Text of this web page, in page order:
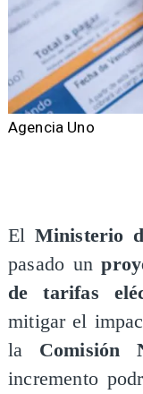
Agencia Uno
El Ministerio
pasado un
de tarifas
mitigar el
la Comisión
incremento